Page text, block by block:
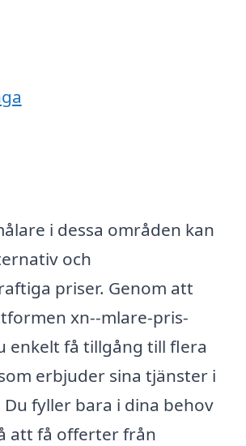
i dessa områden kan
och
priser. Genom att
xn--mlare-pris-
enkelt få tillgång till flera
erbjuder sina tjänster i
Du fyller bara i dina behov
att få offerter från